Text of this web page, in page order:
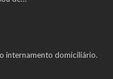
internamento domiciliário.